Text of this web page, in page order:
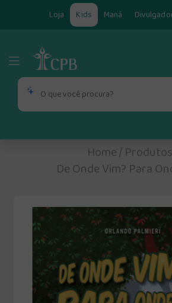
Loja Kids Maná
Home/Produtos
De Onde Vim? Para